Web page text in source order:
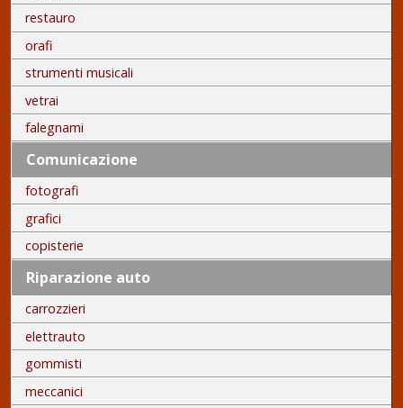
restauro
orafi
strumenti musicali
vetrai
falegnami
Comunicazione
fotografi
grafici
copisterie
Riparazione auto
carrozzieri
elettrauto
gommisti
meccanici